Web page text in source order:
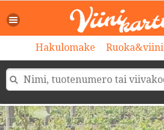
Hakulomake Ruoka&viini